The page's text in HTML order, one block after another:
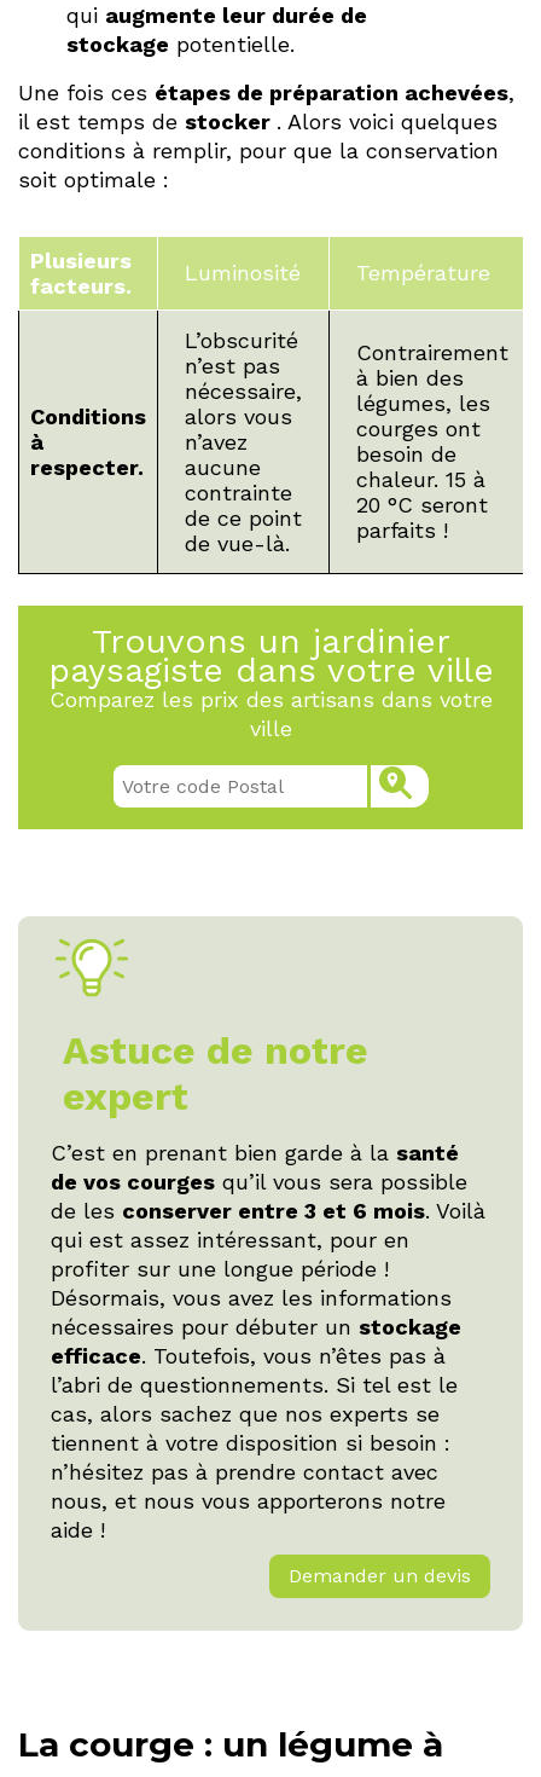
qui augmente leur durée de
stockage potentielle.
Une fois ces étapes de préparation achevées,
il est temps de stocker . Alors voici quelques
conditions à remplir, pour que la conservation
soit optimale :
Plusieurs
facteurs.
Luminosité Température
Conditions
à
respecter.
L’obscurité
n’est pas
nécessaire,
alors vous
n’avez
aucune
contrainte
de ce point
de vue-là.
Contrairement
à bien des
légumes, les
courges ont
besoin de
chaleur. 15 à
20 °C seront
parfaits !
Trouvons un jardinier
paysagiste dans votre ville
Comparez les prix des artisans dans votre
ville
Astuce de notre
expert
C’est en prenant bien garde à la santé
de vos courges qu’il vous sera possible
de les conserver entre 3 et 6 mois. Voilà
qui est assez intéressant, pour en
profiter sur une longue période !
Désormais, vous avez les informations
nécessaires pour débuter un stockage
efficace. Toutefois, vous n’êtes pas à
l’abri de questionnements. Si tel est le
cas, alors sachez que nos experts se
tiennent à votre disposition si besoin :
n’hésitez pas à prendre contact avec
nous, et nous vous apporterons notre
aide !
Demander un devis
La courge : un légume à